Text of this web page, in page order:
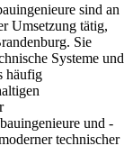
sind an
Umsetzung tätig,
Sie
Systeme und
häufig
und -
technischer